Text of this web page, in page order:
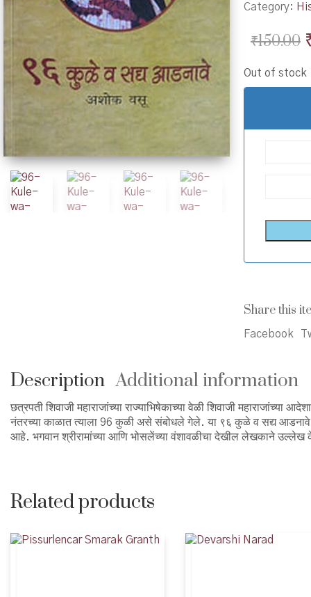
Category:
₹150.00
Out of stock
Share this
Facebook
Description Additional information
छत्रपती शिवाजी महाराजांच्या राज्याभिषेकाच्या वेळी शिवाजी महाराजांच्या
नंतरच्या काळात त्याला 96 कुळी असे संबोधले गेले. या ९६ कुळे व सद्य
आहे. भगवान श्रीरामांच्या आणि भोसलेंच्या वंशावळीचा देखील लेखकाने
Related products